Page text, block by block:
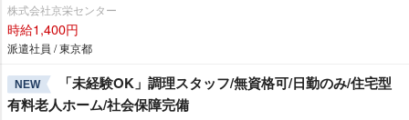
株式会社京栄センター
時給1,400円
派遣社員 / 東京都
NEW
「未経験OK」調理スタッフ/無資格可/日勤のみ/住宅型
有料老人ホーム/社会保障完備